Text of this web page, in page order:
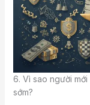
6. Vì sao người mới
sớm?